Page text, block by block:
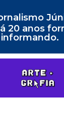
20 anos